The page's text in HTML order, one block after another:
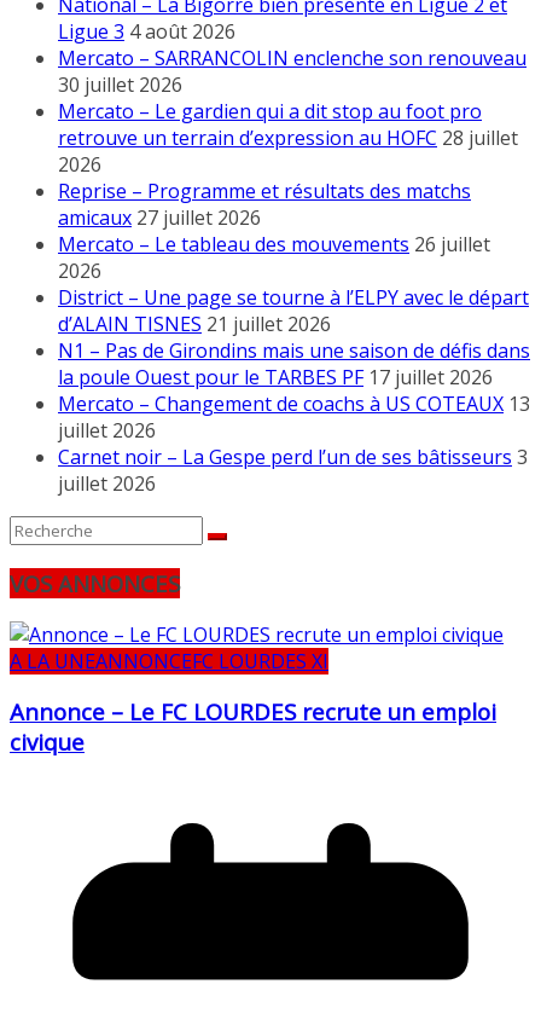
Ligue 3 4 août 2026
Mercato – SARRANCOLIN enclenche son renouveau
30 juillet 2026
Mercato – Le gardien qui a dit stop au foot pro
retrouve un terrain d’expression au HOFC 28 juillet
2026
Reprise – Programme et résultats des matchs
amicaux 27 juillet 2026
Mercato – Le tableau des mouvements 26 juillet
2026
District – Une page se tourne à l’ELPY avec le départ
d’ALAIN TISNES 21 juillet 2026
N1 – Pas de Girondins mais une saison de défis dans
la poule Ouest pour le TARBES PF 17 juillet 2026
Mercato – Changement de coachs à US COTEAUX 13
juillet 2026
Carnet noir – La Gespe perd l’un de ses bâtisseurs 3
juillet 2026
VOS ANNONCES
A LA UNEANNONCEFC LOURDES XI
Annonce – Le FC LOURDES recrute un emploi
civique